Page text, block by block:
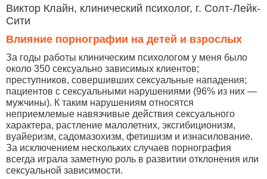
Виктор Клайн, клинический психолог, г. Солт-Лейк-
Сити
Влияние порнографии на детей и взрослых
За годы работы клиническим психологом у меня было
около 350 сексуально зависимых клиентов;
преступников, совершивших сексуальные нападения;
пациентов с сексуальными нарушениями (96% из них —
мужчины). К таким нарушениям относятся
неприемлемые навязчивые действия сексуального
характера, растление малолетних, эксгибиционизм,
вуайеризм, садомазохизм, фетишизм и изнасилование.
За исключением нескольких случаев порнография
всегда играла заметную роль в развитии отклонения или
сексуальной зависимости.